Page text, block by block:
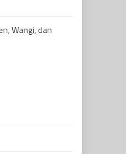
Wangi, dan